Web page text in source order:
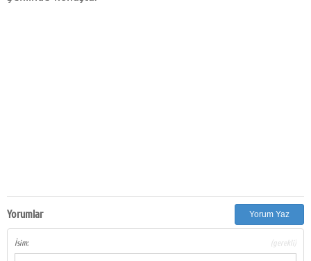
Yorumlar Yorum Yaz
İsim: (gerekli)